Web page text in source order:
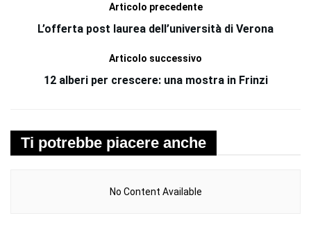
Articolo precedente
L’offerta post laurea dell’università di Verona
Articolo successivo
12 alberi per crescere: una mostra in Frinzi
Ti potrebbe piacere anche
No Content Available